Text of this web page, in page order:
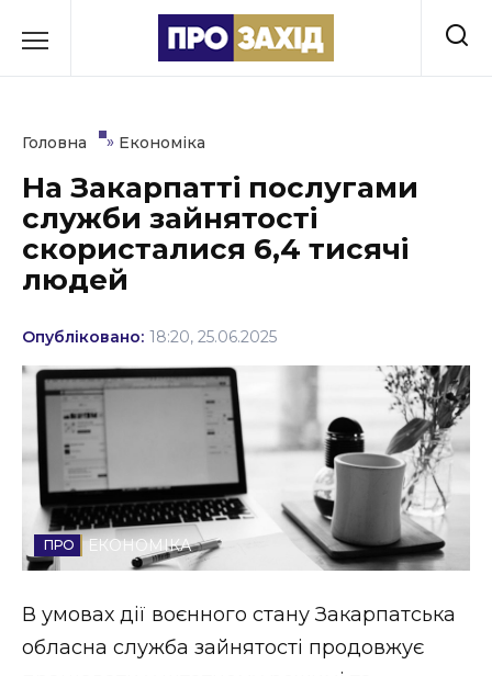
до
Культура
Освіта
Політика
Соціум
Спорт
Стиль життя
Втрачений Ужгород
Втрачений Ужгород (відеоверсія)
Головна » Економіка
На Закарпатті послугами
служби зайнятості
скористалися 6,4 тисячі
людей
Опубліковано: 18:20, 25.06.2025
ЕКОНОМІКА
В умовах дії воєнного стану Закарпатська
обласна служба зайнятості продовжує